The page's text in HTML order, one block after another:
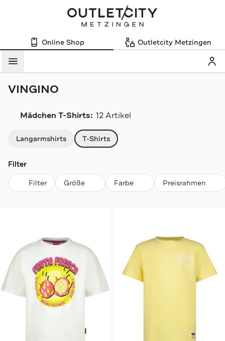
Online Shop Outletcity Metzingen
Menü
VINGINO
Mädchen T-Shirts: 12 Artikel
Langarmshirts T-Shirts
Filter
Filter Größe Farbe Preisrahmen